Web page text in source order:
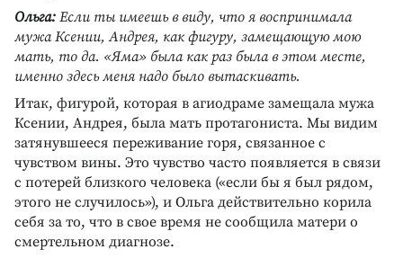
Ольга: Если ты имеешь в виду, что я воспринимала
мужа Ксении, Андрея, как фигуру, замещающую мою
мать, то да. «Яма» была как раз была в этом месте,
именно здесь меня надо было вытаскивать.
Итак, фигурой, которая в агиодраме замещала мужа
Ксении, Андрея, была мать протагониста. Мы видим
затянувшееся переживание горя, связанное с
чувством вины. Это чувство часто появляется в связи
с потерей близкого человека («если бы я был рядом,
этого не случилось»), и Ольга действительно корила
себя за то, что в свое время не сообщила матери о
смертельном диагнозе.